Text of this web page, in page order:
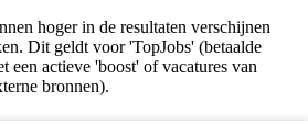
hoger in de resultaten verschijnen
Dit geldt voor 'TopJobs' (betaalde
een actieve 'boost' of vacatures van
bronnen).